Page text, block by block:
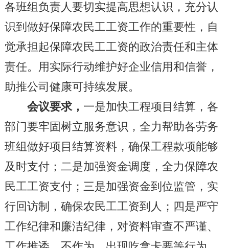
各班组负责人要切实提高思想认识，充分认
识到做好保障农民工工资工作的重要性，自
觉承担起保障农民工工资的政治责任和主体
责任。用实际行动维护好企业信用和信誉，
助推公司健康可持续发展。
会议要求， 一是加快工程项目结算，各
部门要牢固树立服务意识，全力帮助各劳务
班组做好项目结算资料，确保工程款项能够
及时支付；二是加强资金调度，全力保障农
民工工资支付；三是加强资金到位监管，实
行回访制，确保农民工工资到人；四是严守
工作纪律和廉洁纪律，对资料审查不严谨、